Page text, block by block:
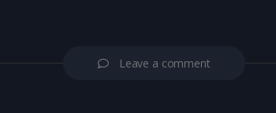
Leave a comment